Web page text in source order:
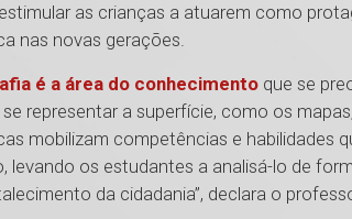
as crianças a atuarem como
nas novas gerações.
é a área do conhecimento que se
representar a superfície, como os
mobilizam competências e habilidades
levando os estudantes a analisá-lo de
da cidadania”, declara o